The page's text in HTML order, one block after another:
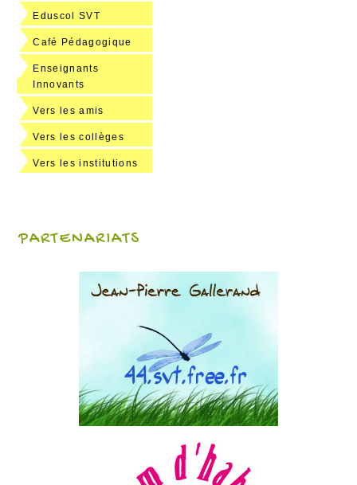
Eduscol SVT
Café Pédagogique
Enseignants
Innovants
Vers les amis
Vers les collèges
Vers les institutions
PARTENARIATS